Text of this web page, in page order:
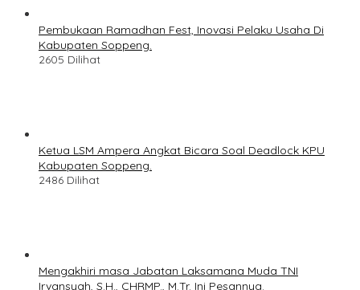
Pembukaan Ramadhan Fest, Inovasi Pelaku Usaha Di
Kabupaten Soppeng.
2605 Dilihat
Ketua LSM Ampera Angkat Bicara Soal Deadlock KPU
Kabupaten Soppeng.
2486 Dilihat
Mengakhiri masa Jabatan Laksamana Muda TNI
Irvansyah, S.H., CHRMP., M.Tr. Ini Pesannya.